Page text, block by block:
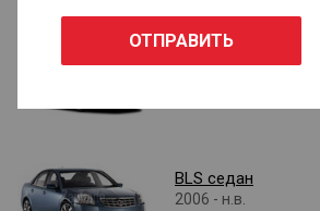
BLS Wagon
BLS седан
2006 - н.в.